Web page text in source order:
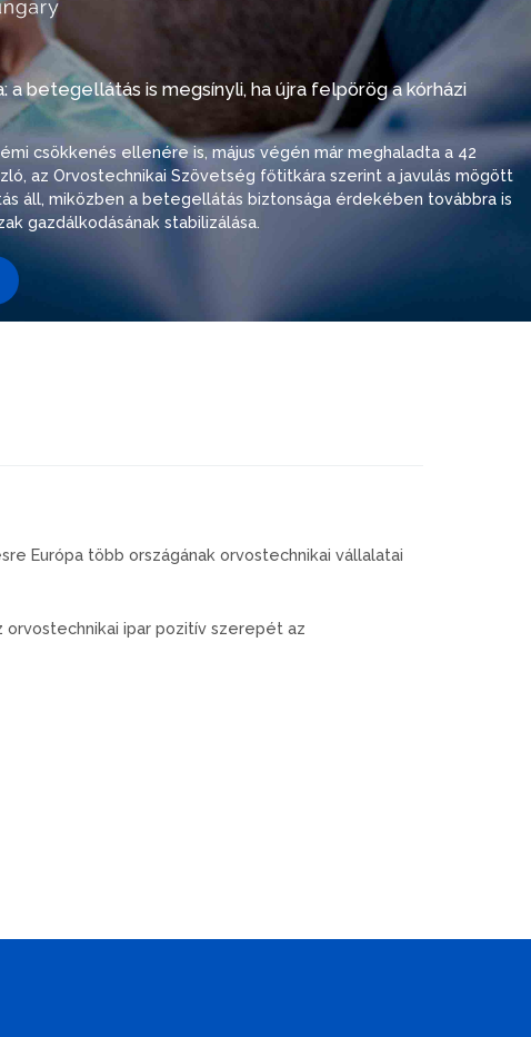
a betegellátás is megsínyli, ha újra felpörög a kórházi
csökkenés ellenére is, május végén már meghaladta a 42
az Orvostechnikai Szövetség főtitkára szerint a javulás mögött
áll, miközben a betegellátás biztonsága érdekében továbbra is
gazdálkodásának stabilizálása.
Európa több országának orvostechnikai vállalatai
ipar pozitív szerepét az